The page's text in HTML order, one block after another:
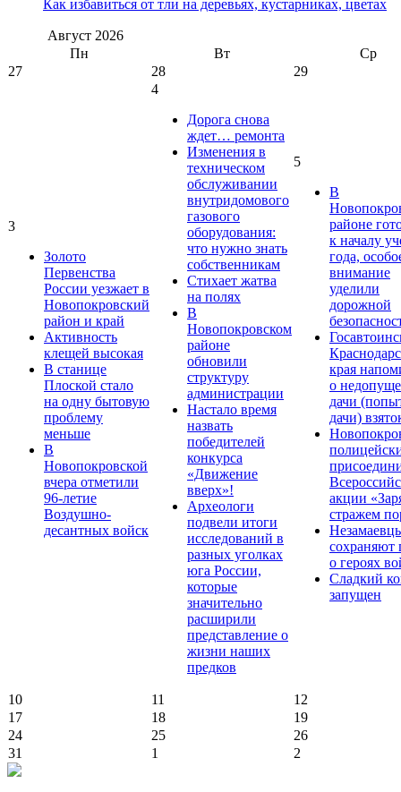
Как избавиться от тли на деревьях, кустарниках, цветах
Август 2026
Пн
Вт
Ср
27
28 29
3
Золото
Первенства
России уезжает в
Новопокровский
район и край
Активность
клещей высокая
В станице
Плоской стало
на одну бытовую
проблему
меньше
В
Новопокровской
вчера отметили
96-летие
Воздушно-
десантных войск
4
Дорога снова
ждет… ремонта
Изменения в
техническом
обслуживании
внутридомового
газового
оборудования:
что нужно знать
собственникам
Стихает жатва
на полях
В
Новопокровском
районе
обновили
структуру
администрации
Настало время
назвать
победителей
конкурса
«Движение
вверх»!
Археологи
подвели итоги
исследований в
разных уголках
юга России,
которые
значительно
расширили
представление о
жизни наших
предков
5
В
районе
к началу
года,
внимание
уделили
дорожной
края
о
дачи
дачи)
акции
стражем
сохраняют
о героях
Сладкий
запущен
10 11
12
17
18
19
24
25
26
31
1 2